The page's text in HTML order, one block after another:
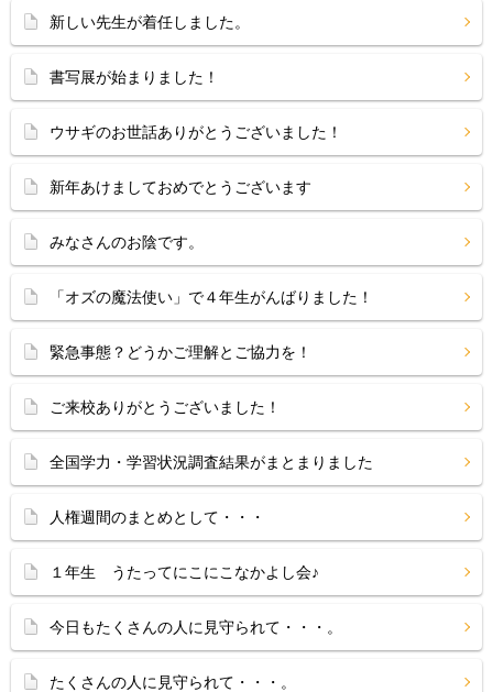
新しい先生が着任しました。
書写展が始まりました！
ウサギのお世話ありがとうございました！
新年あけましておめでとうございます
みなさんのお陰です。
「オズの魔法使い」で４年生がんばりました！
緊急事態？どうかご理解とご協力を！
ご来校ありがとうございました！
全国学力・学習状況調査結果がまとまりました
人権週間のまとめとして・・・
１年生 うたってにこにこなかよし会♪
今日もたくさんの人に見守られて・・・。
たくさんの人に見守られて・・・。